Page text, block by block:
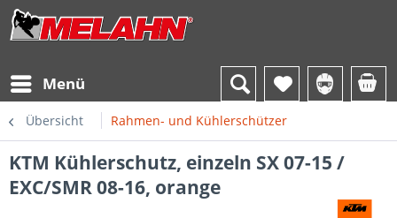
Menü
Übersicht Rahmen- und Kühlerschützer
KTM Kühlerschutz, einzeln SX 07-15 /
EXC/SMR 08-16, orange